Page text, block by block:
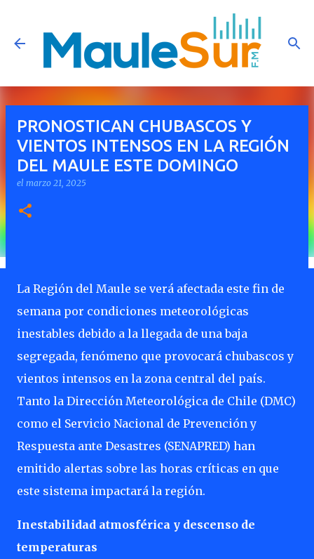
Ir al contenido principal
PRONOSTICAN CHUBASCOS Y
VIENTOS INTENSOS EN LA REGIÓN
DEL MAULE ESTE DOMINGO
el marzo 21, 2025
La Región del Maule se verá afectada este fin de
semana por condiciones meteorológicas
inestables debido a la llegada de una baja
segregada, fenómeno que provocará chubascos y
vientos intensos en la zona central del país.
Tanto la Dirección Meteorológica de Chile (DMC)
como el Servicio Nacional de Prevención y
Respuesta ante Desastres (SENAPRED) han
emitido alertas sobre las horas críticas en que
este sistema impactará la región.
Inestabilidad atmosférica y descenso de
temperaturas